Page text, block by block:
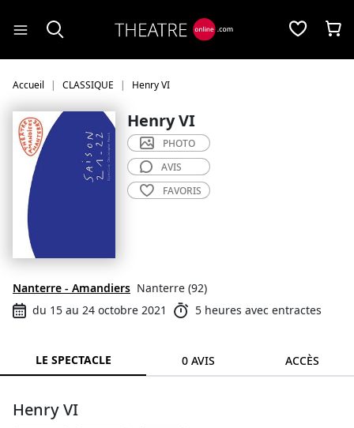
Accueil CLASSIQUE Henry VI
Henry VI
Nanterre - Amandiers Nanterre (92)
du 15 au 24 octobre 2021
5 heures avec entractes
PHOTO
AVIS
FAVORIS
LE SPECTACLE 0 AVIS ACCÈS
Henry VI